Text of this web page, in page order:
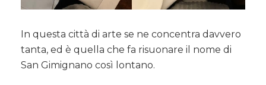
In questa città di arte se ne concentra davvero
tanta, ed è quella che fa risuonare il nome di
San Gimignano così lontano.